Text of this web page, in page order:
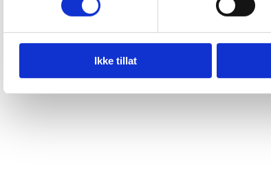
Ikke tillat
Investeringsdirektør i Norfund